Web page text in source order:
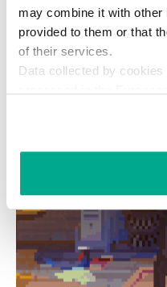
may combine it with other
provided to them or that
of their services.
Data collected by